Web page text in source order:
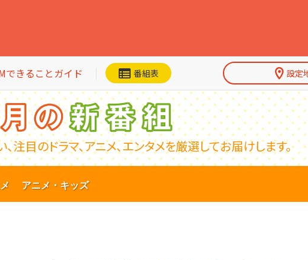
契約内容確認・変
お困りごと解決・よ
できることガイド 番組表 設定
注目のドラマ、アニメ、エンタメを厳選してお届けします。
アニメ・キッズ